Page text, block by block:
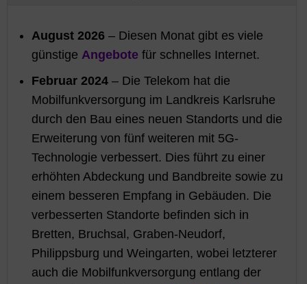
August 2026 – Diesen Monat gibt es viele
günstige Angebote für schnelles Internet.
Februar 2024 – Die Telekom hat die
Mobilfunkversorgung im Landkreis Karlsruhe
durch den Bau eines neuen Standorts und die
Erweiterung von fünf weiteren mit 5G-
Technologie verbessert. Dies führt zu einer
erhöhten Abdeckung und Bandbreite sowie zu
einem besseren Empfang in Gebäuden. Die
verbesserten Standorte befinden sich in
Bretten, Bruchsal, Graben-Neudorf,
Philippsburg und Weingarten, wobei letzterer
auch die Mobilfunkversorgung entlang der